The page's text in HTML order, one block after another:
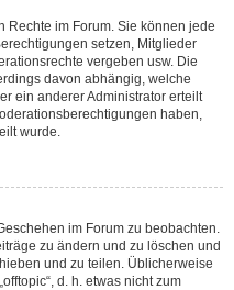
Rechte im Forum. Sie können jede
setzen, Mitglieder
vergeben usw. Die
davon abhängig, welche
ein anderer Administrator erteilt
haben,
wurde.
im Forum zu beobachten.
zu ändern und zu löschen und
und zu teilen. Üblicherweise
d. h. etwas nicht zum